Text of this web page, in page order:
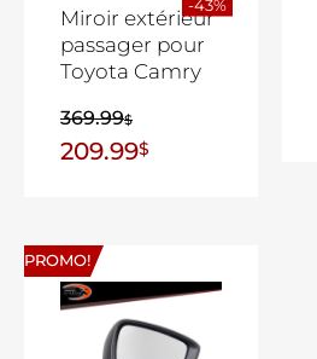
Miroir extérieur
passager pour
Toyota Camry
369.99$
209.99$
-43%
PROMO!